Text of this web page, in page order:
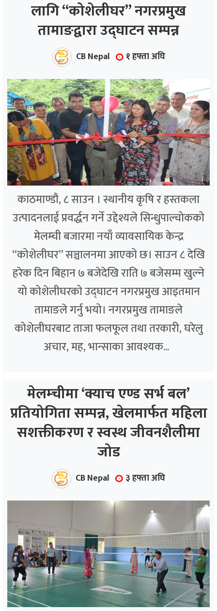
लागि “कोशेलीघर” नगरप्रमुख
तामाङद्वारा उद्घाटन सम्पन्न
CB Nepal १ हफ्ता अघि
काठमाण्डौ, ८ साउन । स्थानीय कृषि र हस्तकला
उत्पादनलाई प्रवर्द्धन गर्ने उद्देश्यले सिन्धुपाल्चोकको
मेलम्ची बजारमा नयाँ व्यावसायिक केन्द्र
“कोशेलीघर” सञ्चालनमा आएको छ। साउन ८ देखि
हरेक दिन बिहान ७ बजेदेखि राति ७ बजेसम्म खुल्ने
यो कोशेलीघरको उद्घाटन नगरप्रमुख आइतमान
तामाङले गर्नु भयो। नगरप्रमुख तामाङले
कोशेलीघरबाट ताजा फलफूल तथा तरकारी, घरेलु
अचार, मह, भान्साका आवश्यक...
मेलम्चीमा ‘क्याच एण्ड सर्भ बल’
प्रतियोगिता सम्पन्न, खेलमार्फत महिला
सशक्तीकरण र स्वस्थ जीवनशैलीमा
जोड
CB Nepal ३ हफ्ता अघि